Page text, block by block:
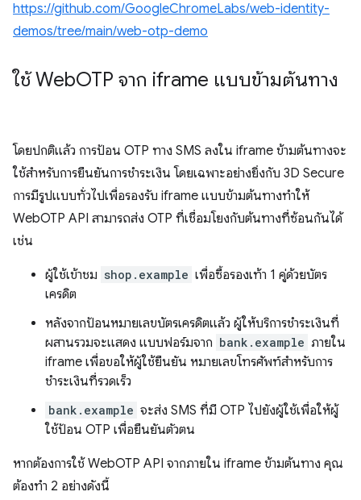
https://github.com/GoogleChromeLabs/web-identity-
demos/tree/main/web-otp-demo
ใช้ WebOTP จาก iframe แบบข้ามต้นทาง
โดยปกติแล้ว การป้อน OTP ทาง SMS ลงใน iframe ข้ามต้นทางจะ
ใช้สำหรับการยืนยันการชำระเงิน โดยเฉพาะอย่างยิ่งกับ 3D Secure
การมีรูปแบบทั่วไปเพื่อรองรับ iframe แบบข้ามต้นทางทำให้
WebOTP API สามารถส่ง OTP ที่เชื่อมโยงกับต้นทางที่ซ้อนกันได้
เช่น
ผู้ใช้เข้าชม shop.example เพื่อซื้อรองเท้า 1 คู่ด้วยบัตร
เครดิต
หลังจากป้อนหมายเลขบัตรเครดิตแล้ว ผู้ให้บริการชำระเงินที่
ผสานรวมจะแสดง แบบฟอร์มจาก bank.example ภายใน
iframe เพื่อขอให้ผู้ใช้ยืนยัน หมายเลขโทรศัพท์สำหรับการ
ชำระเงินที่รวดเร็ว
bank.example จะส่ง SMS ที่มี OTP ไปยังผู้ใช้เพื่อให้ผู้
ใช้ป้อน OTP เพื่อยืนยันตัวตน
หากต้องการใช้ WebOTP API จากภายใน iframe ข้ามต้นทาง คุณ
ต้องทำ 2 อย่างดังนี้